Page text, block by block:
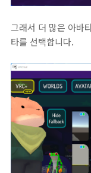
그래서 더 많은 아바
타를 선택합니다.